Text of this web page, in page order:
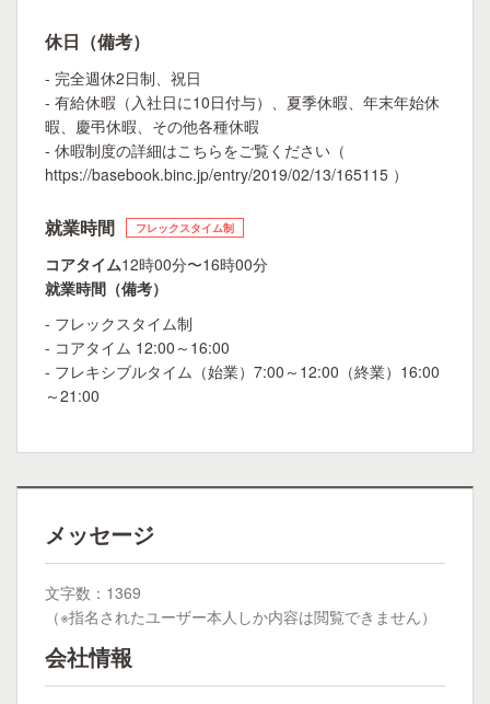
休日（備考）
- 完全週休2日制、祝日
- 有給休暇（入社日に10日付与）、夏季休暇、年末年始休
暇、慶弔休暇、その他各種休暇
- 休暇制度の詳細はこちらをご覧ください（
https://basebook.binc.jp/entry/2019/02/13/165115 ）
就業時間 フレックスタイム制
コアタイム12時00分〜16時00分
就業時間（備考）
- フレックスタイム制
- コアタイム 12:00～16:00
- フレキシブルタイム（始業）7:00～12:00（終業）16:00
～21:00
メッセージ
文字数：1369
（※指名されたユーザー本人しか内容は閲覧できません）
会社情報